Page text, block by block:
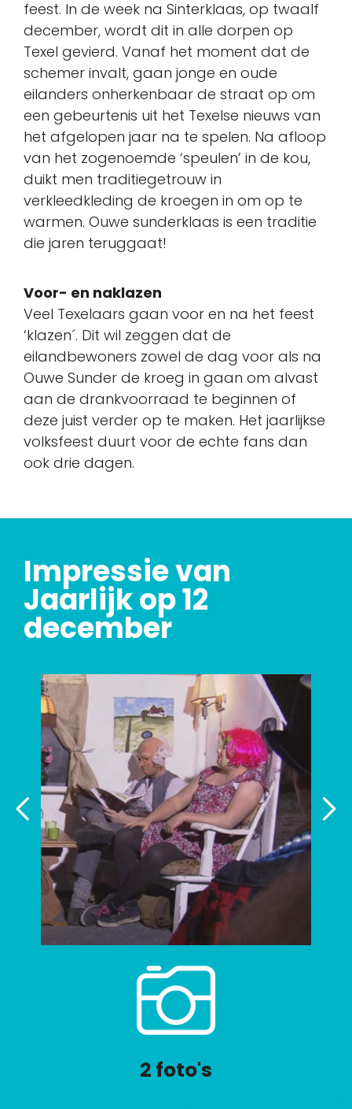
feest. In de week na Sinterklaas, op twaalf
december, wordt dit in alle dorpen op
Texel gevierd. Vanaf het moment dat de
schemer invalt, gaan jonge en oude
eilanders onherkenbaar de straat op om
een gebeurtenis uit het Texelse nieuws van
het afgelopen jaar na te spelen. Na afloop
van het zogenoemde ‘speulen’ in de kou,
duikt men traditiegetrouw in
verkleedkleding de kroegen in om op te
warmen. Ouwe sunderklaas is een traditie
die jaren teruggaat!
Voor- en naklazen
Veel Texelaars gaan voor en na het feest
‘klazen´. Dit wil zeggen dat de
eilandbewoners zowel de dag voor als na
Ouwe Sunder de kroeg in gaan om alvast
aan de drankvoorraad te beginnen of
deze juist verder op te maken. Het jaarlijkse
volksfeest duurt voor de echte fans dan
ook drie dagen.
Impressie van
Jaarlijk op 12
december
2 foto's